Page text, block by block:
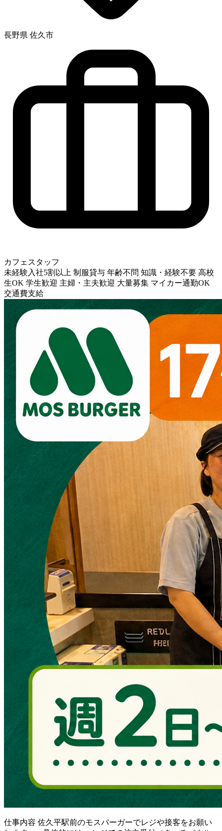
長野県 佐久市
カフェスタッフ
未経験入社5割以上 制服貸与 年齢不問 知識・経験不要 高校
生OK 学生歓迎 主婦・主夫歓迎 大量募集 マイカー通勤OK
交通費支給
仕事内容 佐久平駅前のモスバーガーでレジや接客をお願い